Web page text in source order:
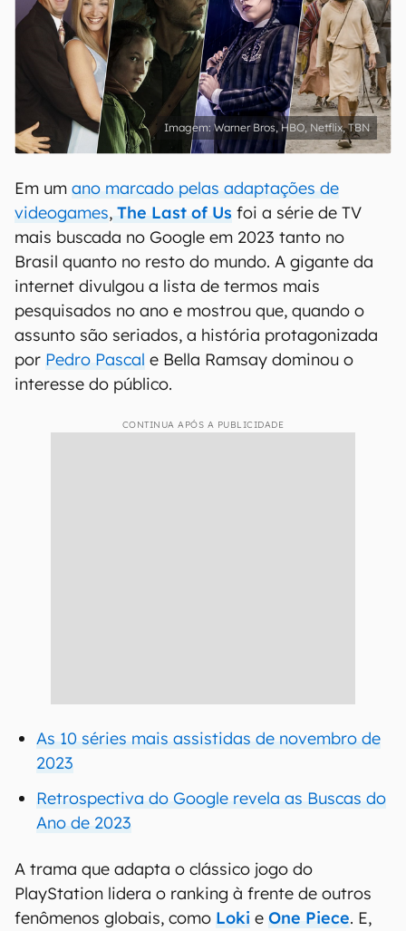
Warner Bros, HBO, Netflix, TBN
Em um ano marcado pelas adaptações de
videogames, The Last of Us foi a série de TV
mais buscada no Google em 2023 tanto no
Brasil quanto no resto do mundo. A gigante da
internet divulgou a lista de termos mais
pesquisados no ano e mostrou que, quando o
assunto são seriados, a história protagonizada
por Pedro Pascal e Bella Ramsay dominou o
interesse do público.
CONTINUA APÓS A PUBLICIDADE
As 10 séries mais assistidas de novembro de
2023
Retrospectiva do Google revela as Buscas do
Ano de 2023
A trama que adapta o clássico jogo do
PlayStation lidera o ranking à frente de outros
fenômenos globais, como Loki e One Piece. E,